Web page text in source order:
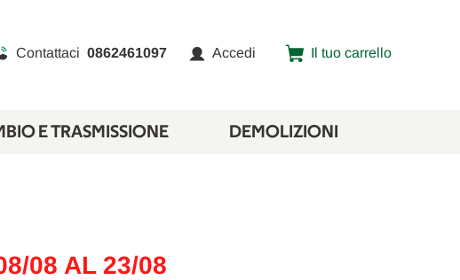
Contattaci 0862461097 Accedi Il tuo carrello
E TRASMISSIONE DEMOLIZIONI
08 AL 23/08